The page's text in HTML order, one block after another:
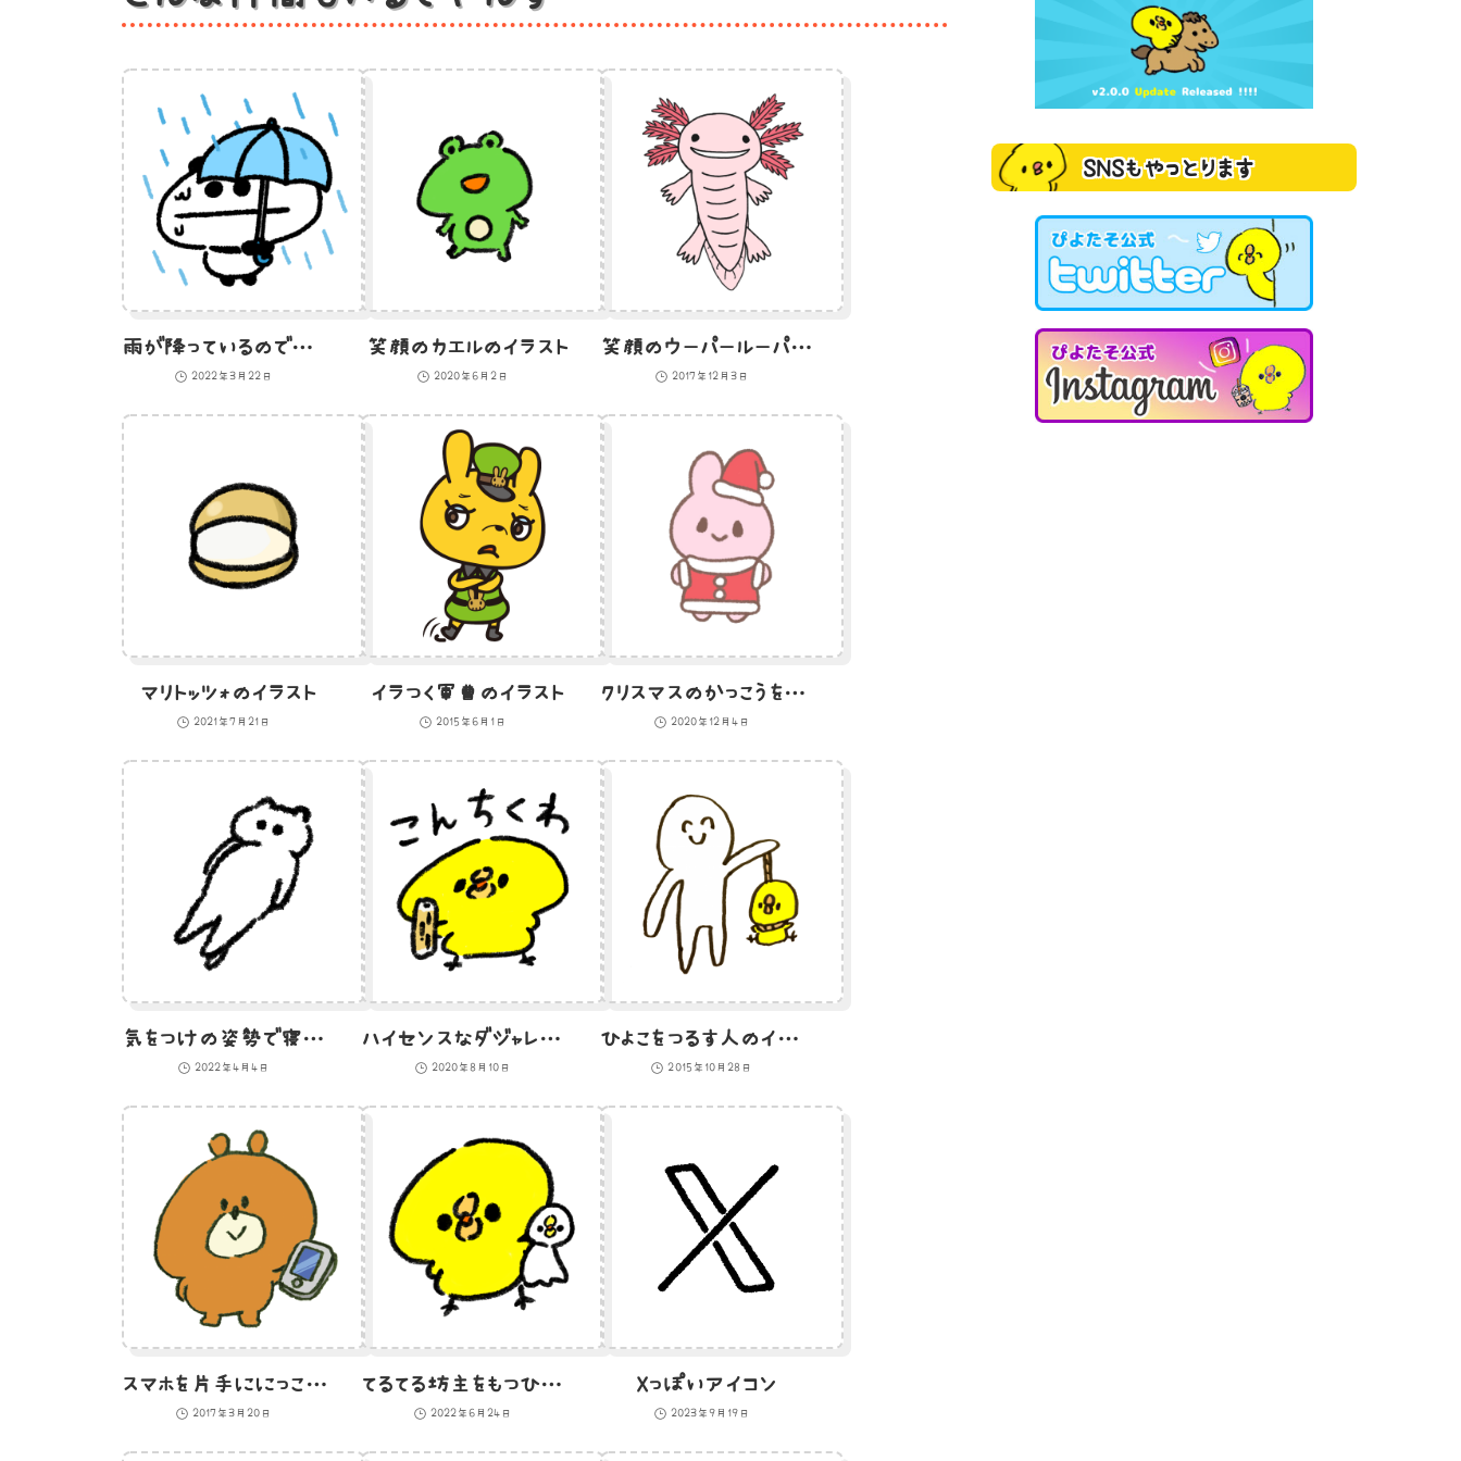
雨が降っているので傘をさしたけど濡れてしまうパンダのイラスト
2022年3月22日
笑顔のカエルのイラスト
2020年6月2日
笑顔のウーパールーパーのイラスト
2017年12月3日
マリトッツォのイラスト
2021年7月21日
イラつく軍曹のイラスト
2015年6月1日
クリスマスのかっこうをしたうさぎのイラスト
2020年12月4日
気をつけの姿勢で寝転ぶ白猫のイラスト
2022年4月4日
ハイセンスなダジャレを披露するひよこのイラスト
2020年8月10日
ひよこをつるす人のイラスト
2015年10月28日
スマホを片手ににっこりする熊のイラスト
2017年3月20日
てるてる坊主をもつひよこのイラスト
2022年6月24日
Xっぽいアイコン
2023年9月19日
SNSもやっとります